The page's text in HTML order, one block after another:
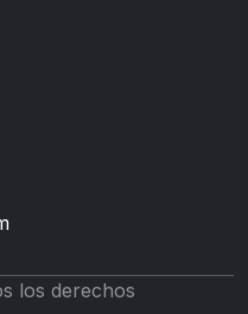
los derechos